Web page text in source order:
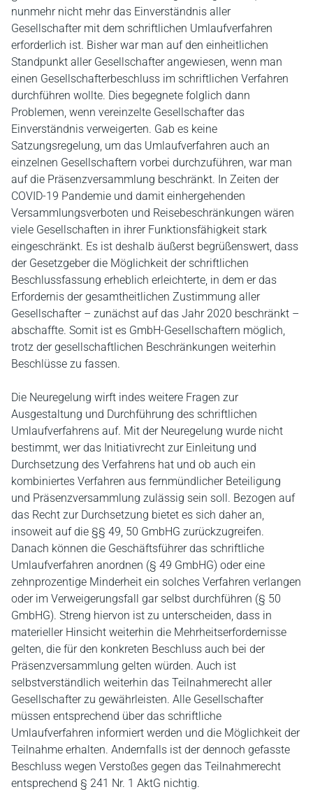
nunmehr nicht mehr das Einverständnis aller
Gesellschafter mit dem schriftlichen Umlaufverfahren
erforderlich ist. Bisher war man auf den einheitlichen
Standpunkt aller Gesellschafter angewiesen, wenn man
einen Gesellschafterbeschluss im schriftlichen Verfahren
durchführen wollte. Dies begegnete folglich dann
Problemen, wenn vereinzelte Gesellschafter das
Einverständnis verweigerten. Gab es keine
Satzungsregelung, um das Umlaufverfahren auch an
einzelnen Gesellschaftern vorbei durchzuführen, war man
auf die Präsenzversammlung beschränkt. In Zeiten der
COVID-19 Pandemie und damit einhergehenden
Versammlungsverboten und Reisebeschränkungen wären
viele Gesellschaften in ihrer Funktionsfähigkeit stark
eingeschränkt. Es ist deshalb äußerst begrüßenswert, dass
der Gesetzgeber die Möglichkeit der schriftlichen
Beschlussfassung erheblich erleichterte, in dem er das
Erfordernis der gesamtheitlichen Zustimmung aller
Gesellschafter – zunächst auf das Jahr 2020 beschränkt –
abschaffte. Somit ist es GmbH-Gesellschaftern möglich,
trotz der gesellschaftlichen Beschränkungen weiterhin
Beschlüsse zu fassen.
Die Neuregelung wirft indes weitere Fragen zur
Ausgestaltung und Durchführung des schriftlichen
Umlaufverfahrens auf. Mit der Neuregelung wurde nicht
bestimmt, wer das Initiativrecht zur Einleitung und
Durchsetzung des Verfahrens hat und ob auch ein
kombiniertes Verfahren aus fernmündlicher Beteiligung
und Präsenzversammlung zulässig sein soll. Bezogen auf
das Recht zur Durchsetzung bietet es sich daher an,
insoweit auf die §§ 49, 50 GmbHG zurückzugreifen.
Danach können die Geschäftsführer das schriftliche
Umlaufverfahren anordnen (§ 49 GmbHG) oder eine
zehnprozentige Minderheit ein solches Verfahren verlangen
oder im Verweigerungsfall gar selbst durchführen (§ 50
GmbHG). Streng hiervon ist zu unterscheiden, dass in
materieller Hinsicht weiterhin die Mehrheitserfordernisse
gelten, die für den konkreten Beschluss auch bei der
Präsenzversammlung gelten würden. Auch ist
selbstverständlich weiterhin das Teilnahmerecht aller
Gesellschafter zu gewährleisten. Alle Gesellschafter
müssen entsprechend über das schriftliche
Umlaufverfahren informiert werden und die Möglichkeit der
Teilnahme erhalten. Andernfalls ist der dennoch gefasste
Beschluss wegen Verstoßes gegen das Teilnahmerecht
entsprechend § 241 Nr. 1 AktG nichtig.